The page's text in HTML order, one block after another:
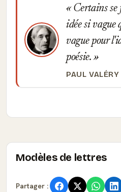
Certains se
idée si vague
vague pour
poésie.
PAUL VALÉRY
Modèles de lettres
Partager :